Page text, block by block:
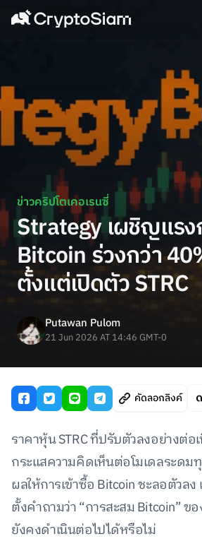
ข่าวคริปโตเคอเรนซี่
Strategy เผชิญแร
Bitcoin ร่วงกว่า
ตั้งแต่เปิดตัว STRC
Putawan Pulom
21 Jun 2026 AT 14:46 GMT-0
คัดลอกลิงค์
ราคาหุ้น STRC ที่ปรับตัวลงอย่างต่อ
กระแสความคิดเห็นต่อโมเดลระดม
ผลให้การเข้าซื้อ Bitcoin ชะลอตัวล
ตั้งคำถามว่า “การสะสม Bitcoin” ขอ
ยังคงดำเนินต่อไปได้หรือไม่